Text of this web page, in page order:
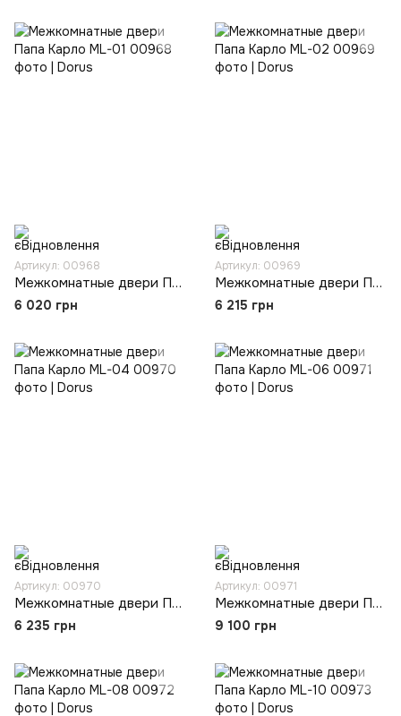
Артикул: 00968
Межкомнатные двери Папа Карло ML-01
6 020 грн
Артикул: 00969
Межкомнатные двери Папа Карло ML-02
6 215 грн
Артикул: 00970
Межкомнатные двери Папа Карло ML-04
6 235 грн
Артикул: 00971
Межкомнатные двери Папа Карло ML-06
9 100 грн